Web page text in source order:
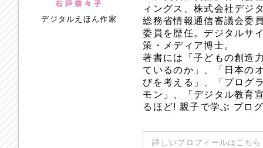
デジタルえほん作家
ィングス、株式会社デジ
総務省情報通信審議会委
委員を歴任。デジタルサ
策・メディア博士。
著書には「子どもの創造
ているのか」、「日本の
びを考える」、「プログ
モン」、「デジタル教育
るほど! 親子で学ぶ プロ
詳しいプロフィールはこち